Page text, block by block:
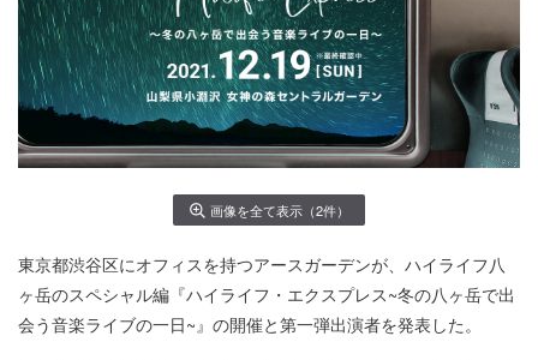
画像を全て表示（2件）
東京都渋谷区にオフィスを持つアースガーデンが、ハイライフ八
ヶ岳のスペシャル編『ハイライフ・エクスプレス~冬の八ヶ岳で出
会う音楽ライブの一日~』の開催と第一弾出演者を発表した。